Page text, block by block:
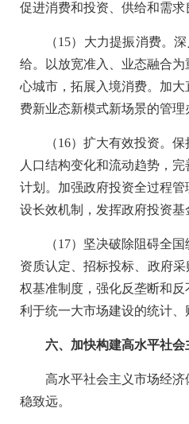
促进消费和投资、供给和需
（15）大力提振消费。
给。以放宽准入、业态融合
心城市，拓展入境消费。加
费新业态新模式新场景的管
（16）扩大有效投资。
人口结构变化和流动趋势，
计划。加强政府投资全过程
设长效机制，发挥政府投资
（17）坚决破除阻碍全
资质认定、招标投标、政府
权基准制度，强化反垄断和
利于统一大市场建设的统计
六、加快构建高水平社
高水平社会主义市场经
稳致远。